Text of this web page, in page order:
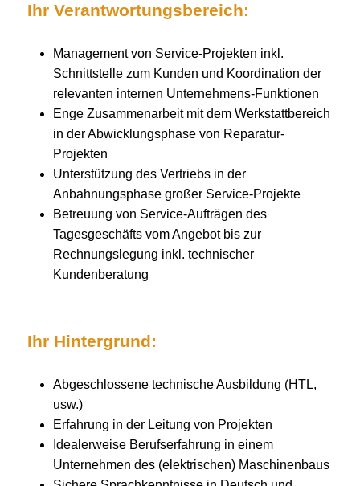
Ihr Verantwortungsbereich:
Management von Service-Projekten inkl.
Schnittstelle zum Kunden und Koordination der
relevanten internen Unternehmens-Funktionen
Enge Zusammenarbeit mit dem Werkstattbereich
in der Abwicklungsphase von Reparatur-
Projekten
Unterstützung des Vertriebs in der
Anbahnungsphase großer Service-Projekte
Betreuung von Service-Aufträgen des
Tagesgeschäfts vom Angebot bis zur
Rechnungslegung inkl. technischer
Kundenberatung
Ihr Hintergrund:
Abgeschlossene technische Ausbildung (HTL,
usw.)
Erfahrung in der Leitung von Projekten
Idealerweise Berufserfahrung in einem
Unternehmen des (elektrischen) Maschinenbaus